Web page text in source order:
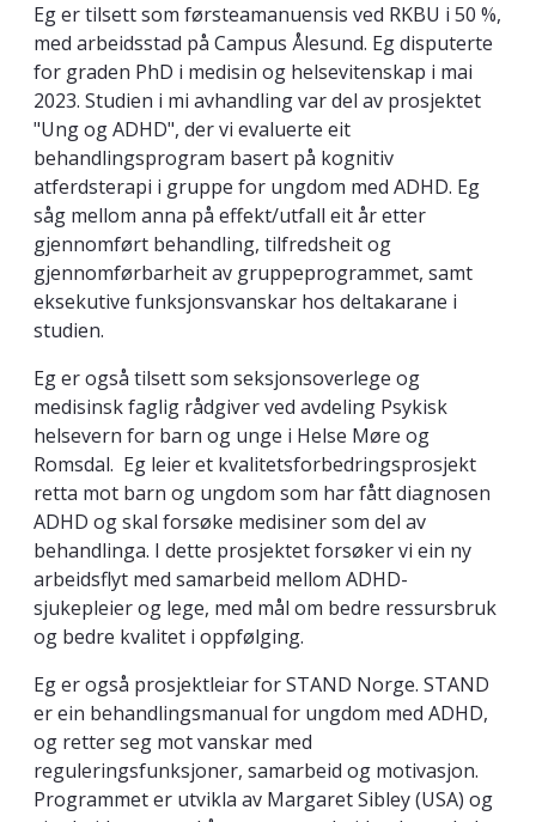
Eg er tilsett som førsteamanuensis ved RKBU i 50 %,
med arbeidsstad på Campus Ålesund. Eg disputerte
for graden PhD i medisin og helsevitenskap i mai
2023. Studien i mi avhandling var del av prosjektet
"Ung og ADHD", der vi evaluerte eit
behandlingsprogram basert på kognitiv
atferdsterapi i gruppe for ungdom med ADHD. Eg
såg mellom anna på effekt/utfall eit år etter
gjennomført behandling, tilfredsheit og
gjennomførbarheit av gruppeprogrammet, samt
eksekutive funksjonsvanskar hos deltakarane i
studien.
Eg er også tilsett som seksjonsoverlege og
medisinsk faglig rådgiver ved avdeling Psykisk
helsevern for barn og unge i Helse Møre og
Romsdal. Eg leier et kvalitetsforbedringsprosjekt
retta mot barn og ungdom som har fått diagnosen
ADHD og skal forsøke medisiner som del av
behandlinga. I dette prosjektet forsøker vi ein ny
arbeidsflyt med samarbeid mellom ADHD-
sjukepleier og lege, med mål om bedre ressursbruk
og bedre kvalitet i oppfølging.
Eg er også prosjektleiar for STAND Norge. STAND
er ein behandlingsmanual for ungdom med ADHD,
og retter seg mot vanskar med
reguleringsfunksjoner, samarbeid og motivasjon.
Programmet er utvikla av Margaret Sibley (USA) og